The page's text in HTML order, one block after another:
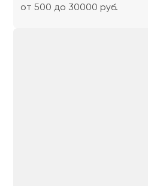
от 500 до 30000 руб.